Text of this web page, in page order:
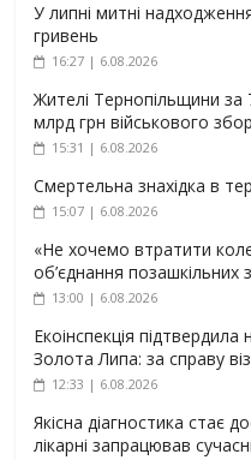
У липні митні
гривень
16:27 | 6.08.2026
Жителі Тернопільщини за
млрд грн військового
15:31 | 6.08.2026
Смертельна знахідка в
15:07 | 6.08.2026
«Не хочемо втратити
об’єднання позашкільних
13:00 | 6.08.2026
Екоінспекція підтвердила
Золота Липа: за справу
12:33 | 6.08.2026
Якісна діагностика стає
лікарні запрацював